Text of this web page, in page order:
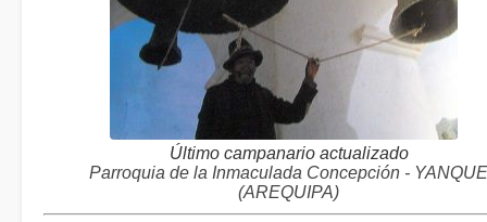
Último campanario actualizado
Parroquia de la Inmaculada Concepción - YANQUE
(AREQUIPA)